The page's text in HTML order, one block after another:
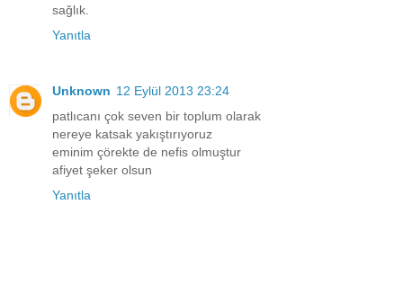
sağlık.
Yanıtla
Unknown 12 Eylül 2013 23:24
patlıcanı çok seven bir toplum olarak
nereye katsak yakıştırıyoruz
eminim çörekte de nefis olmuştur
afiyet şeker olsun
Yanıtla